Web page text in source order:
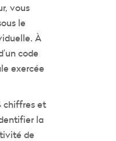
vous
le
À
code
exercée
chiffres et
la
de